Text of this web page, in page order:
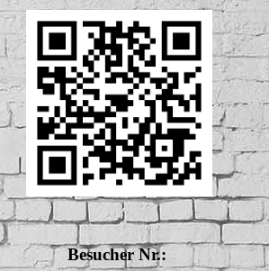
Besucher Nr.: